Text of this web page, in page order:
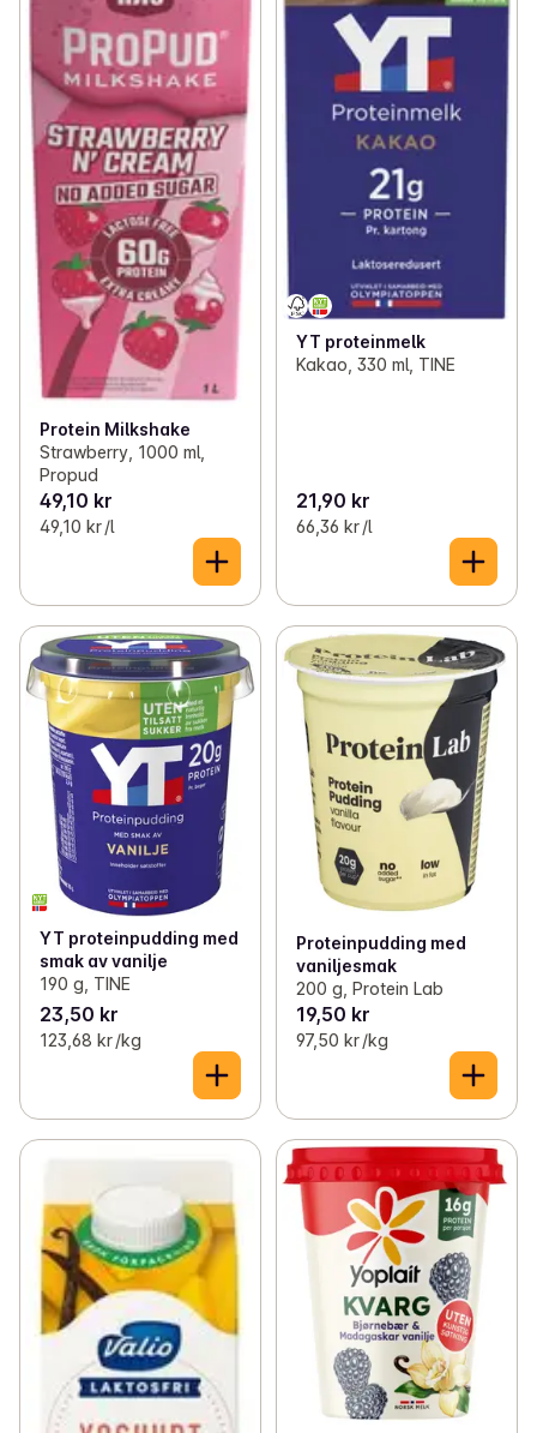
Protein Milkshake
Strawberry, 1000 ml,
Propud
49,10 kr
49,10 kr /l
YT proteinmelk
Kakao, 330 ml, TINE
21,90 kr
66,36 kr /l
YT proteinpudding med
smak av vanilje
190 g, TINE
23,50 kr
123,68 kr /kg
Proteinpudding med
vaniljesmak
200 g, Protein Lab
19,50 kr
97,50 kr /kg